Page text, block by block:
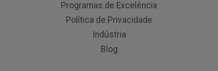
Programas de Excelência
Política de Privacidade
Indústria
Blog